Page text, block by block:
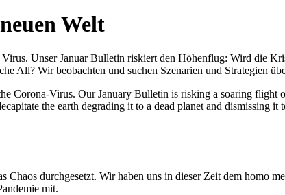
Welt
Unser Januar Bulletin riskiert den Höhenflug: Wird die
All? Wir beobachten und suchen Szenarien und Strategien
Corona-Virus. Our January Bulletin is risking a soaring
the earth degrading it to a dead planet and dismissing it
durchgesetzt. Wir haben uns in dieser Zeit dem homo
mit.